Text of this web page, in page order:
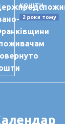
кошти
2 роки тому